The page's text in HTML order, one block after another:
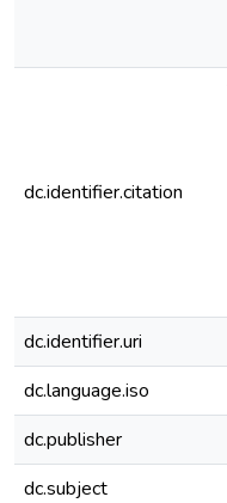
dc.identifier.citation
dc.identifier.uri
dc.language.iso
dc.publisher
dc.subject